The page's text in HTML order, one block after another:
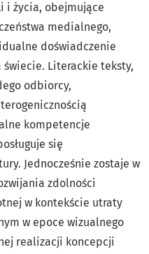
i życia, obejmujące
medialnego,
doświadczenie
świecie. Literackie teksty,
odbiorcy,
kompetencje
się
Jednocześnie zostaje w
zdolności
w kontekście utraty
w epoce wizualnego
realizacji koncepcji